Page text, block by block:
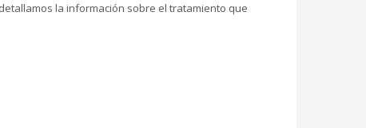
la información sobre el tratamiento que